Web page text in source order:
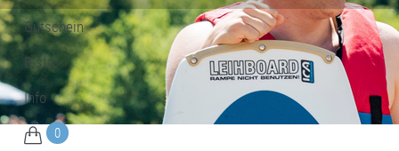
Gutschein
Bistro
Info
0